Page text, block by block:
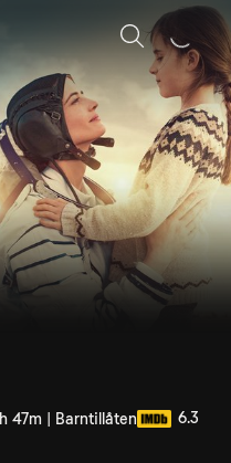
Sök
47m | Barntillåten 6.3